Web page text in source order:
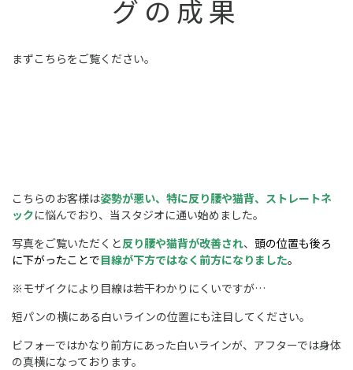
グの成果
まずこちらをご覧ください。
こちらのお客様は姿勢が悪い、特に反り腰や猫背、ストレートネ
ックに悩んでおり、当スタジオに通い始めました。
写真をご覧いただくと反り腰や猫背が改善され、 頭の位置も後ろ
に下がったことで目線が下方ではなく前方になりました。
※モザイクにより目線は若干わかりにくいですが…
短パンの横にある白いラインの位置にも注目してください。
ビフォーではかなり前方にあった白いラインが、アフターでは身体
の真横になっております。